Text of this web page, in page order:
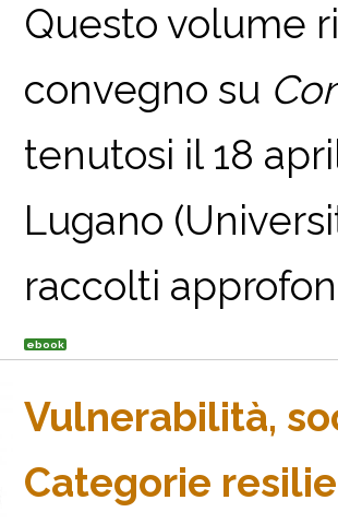
Questo volume
convegno su
tenutosi il 18
Lugano
raccolti
ebook
Vulnerabilità,
Categorie